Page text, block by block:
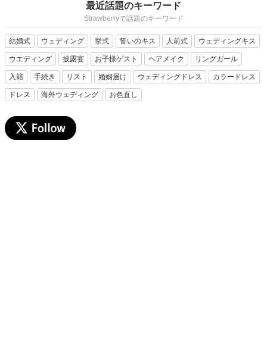
最近話題のキーワード
Strawberryで話題のキーワード
結婚式 ウェディング 挙式 誓いのキス 人前式 ウェディングキス
ウエディング 披露宴 お子様ゲスト ヘアメイク リングガール
入籍 手続き リスト 婚姻届け ウェディングドレス カラードレス
ドレス 海外ウェディング お色直し